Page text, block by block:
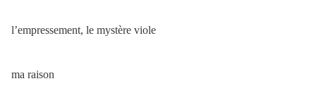
l’empressement, le mystère viole
ma raison